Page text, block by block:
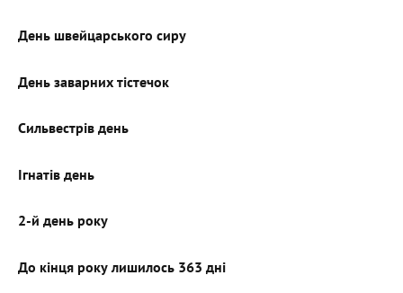
День швейцарського сиру
День заварних тістечок
Сильвестрів день
Ігнатів день
2-й день року
До кінця року лишилось 363 дні